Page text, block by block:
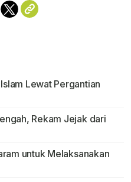
Lewat Pergantian
Rekam Jejak dari
untuk Melaksanakan